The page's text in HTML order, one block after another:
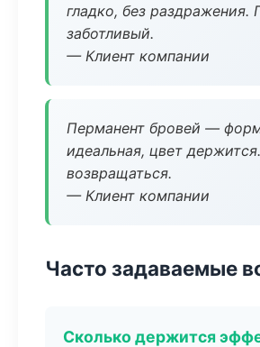
гладко, без раздражения.
заботливый.
— Клиент компании
Перманент бровей —
идеальная, цвет
возвращаться.
— Клиент компании
Часто задаваемые
Сколько держится